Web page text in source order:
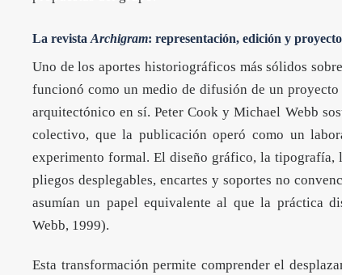
La revista Archigram: representación, edición y
Uno de los aportes historiográficos más sólidos
funcionó como un medio de difusión de un
arquitectónico en sí. Peter Cook y Michael Webb
colectivo, que la publicación operó como un
experimento formal. El diseño gráfico, la
pliegos desplegables, encartes y soportes no
asumían un papel equivalente al que la práctica
Webb, 1999).
Esta transformación permite comprender el